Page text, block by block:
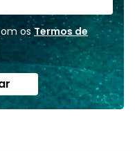
os Termos de